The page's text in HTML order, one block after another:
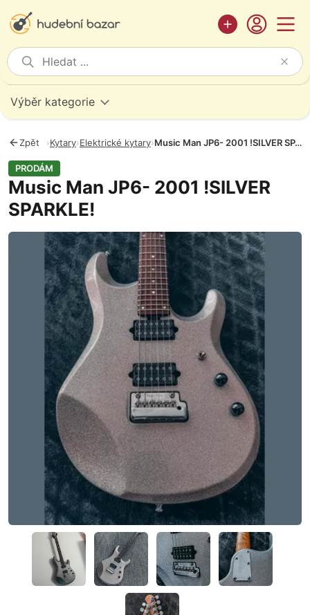
Výběr kategorie
Zpět ›Kytary›Elektrické kytary› Music Man JP6- 2001 !SILVER SPARKLE!
PRODÁM
Music Man JP6- 2001 !SILVER
SPARKLE!
Fotografie